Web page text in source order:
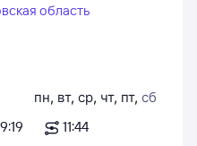
область
пн, вт, ср, чт, пт, сб
11:44